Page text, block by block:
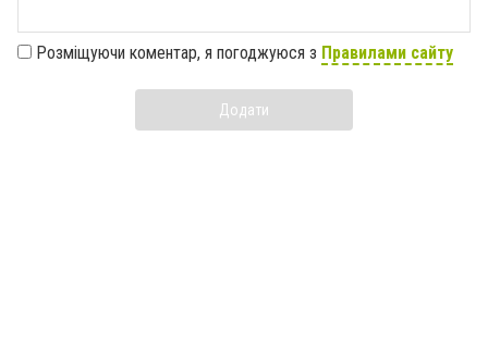
Розміщуючи коментар, я погоджуюся з Правилами сайту
Додати